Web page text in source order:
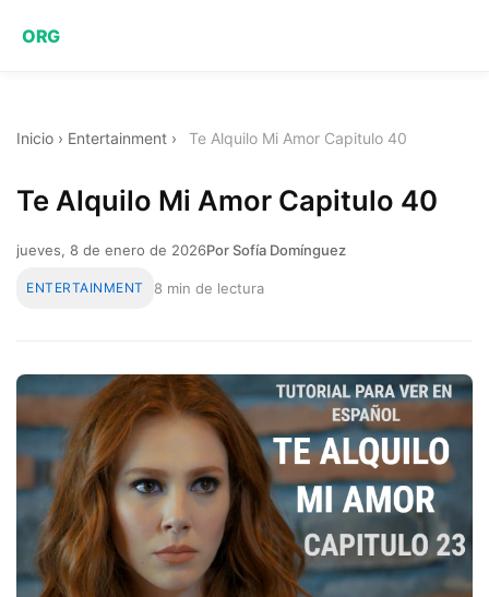
ORG
Inicio › Entertainment › Te Alquilo Mi Amor Capitulo 40
Te Alquilo Mi Amor Capitulo 40
jueves, 8 de enero de 2026Por Sofía Domínguez
ENTERTAINMENT 8 min de lectura